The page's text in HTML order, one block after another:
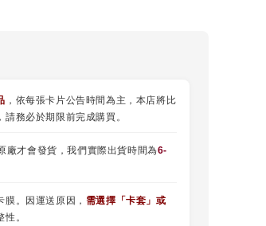
，依每張卡片公告時間為主，本店將比
務必於期限前完成購買。
廠才會發貨，我們實際出貨時間為6-
。因運送原因， 需選擇 「卡套 」或
。